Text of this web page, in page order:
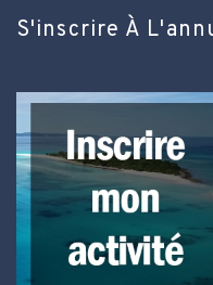
S'inscrire À